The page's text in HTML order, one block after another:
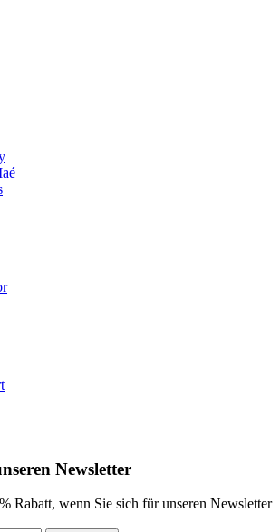
Newsletter
Rabatt, wenn Sie sich für unseren Newsletter